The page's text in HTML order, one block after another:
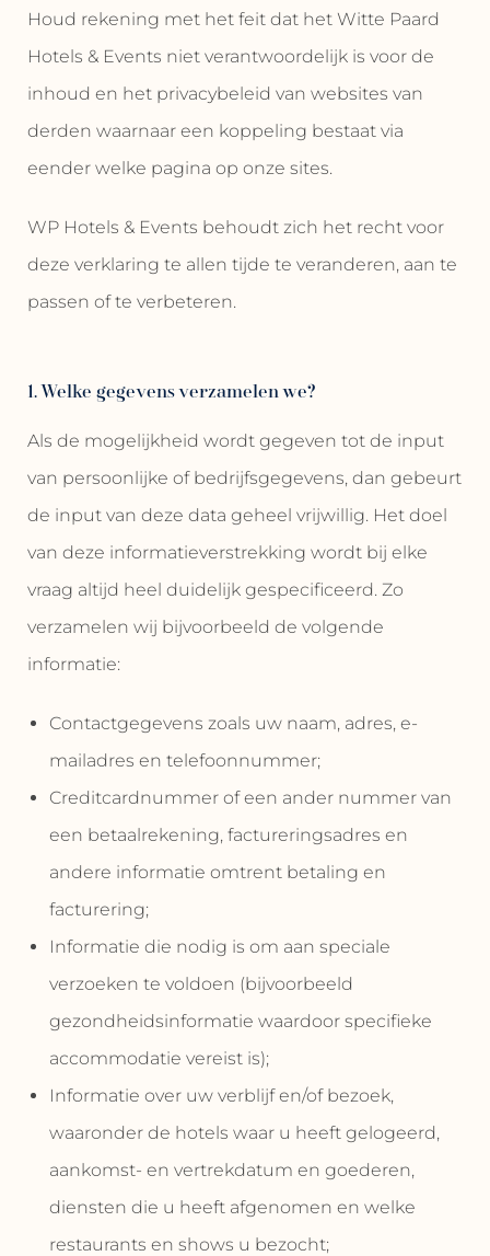
Houd rekening met het feit dat het Witte Paard
Hotels & Events niet verantwoordelijk is voor de
inhoud en het privacybeleid van websites van
derden waarnaar een koppeling bestaat via
eender welke pagina op onze sites.
WP Hotels & Events behoudt zich het recht voor
deze verklaring te allen tijde te veranderen, aan te
passen of te verbeteren.
1. Welke gegevens verzamelen we?
Als de mogelijkheid wordt gegeven tot de input
van persoonlijke of bedrijfsgegevens, dan gebeurt
de input van deze data geheel vrijwillig. Het doel
van deze informatieverstrekking wordt bij elke
vraag altijd heel duidelijk gespecificeerd. Zo
verzamelen wij bijvoorbeeld de volgende
informatie:
Contactgegevens zoals uw naam, adres, e-
mailadres en telefoonnummer;
Creditcardnummer of een ander nummer van
een betaalrekening, factureringsadres en
andere informatie omtrent betaling en
facturering;
Informatie die nodig is om aan speciale
verzoeken te voldoen (bijvoorbeeld
gezondheidsinformatie waardoor specifieke
accommodatie vereist is);
Informatie over uw verblijf en/of bezoek,
waaronder de hotels waar u heeft gelogeerd,
aankomst- en vertrekdatum en goederen,
diensten die u heeft afgenomen en welke
restaurants en shows u bezocht;